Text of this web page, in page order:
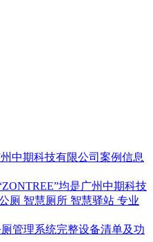
中期科技有限公司案例信息
均是广州中期科技
厕 智慧厕所 智慧驿站 专业
管理系统完整设备清单及功